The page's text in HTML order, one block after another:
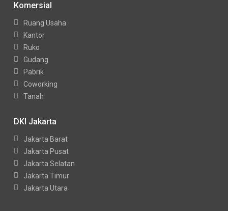
Komersial
Ruang Usaha
Kantor
Ruko
Gudang
Pabrik
Coworking
Tanah
DKI Jakarta
Jakarta Barat
Jakarta Pusat
Jakarta Selatan
Jakarta Timur
Jakarta Utara